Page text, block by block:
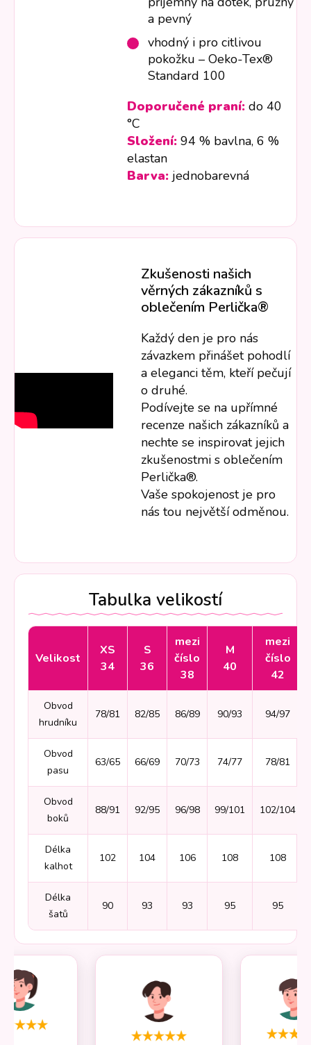
a pevný
vhodný i pro citlivou
pokožku – Oeko-Tex®
Standard 100
Doporučené praní: do 40
°C
Složení: 94 % bavlna, 6 %
elastan
Barva: jednobarevná
Zkušenosti našich
věrných zákazníků s
oblečením Perlička®
Každý den je pro nás
závazkem přinášet pohodlí
a eleganci těm, kteří pečují
o druhé.
Podívejte se na upřímné
recenze našich zákazníků a
nechte se inspirovat jejich
zkušenostmi s oblečením
Perlička®.
Vaše spokojenost je pro
nás tou největší odměnou.
Tabulka velikostí
Velikost
XS
34
S
36
mezi
číslo
38
M
40
mezi
číslo
42
Obvod
hrudníku
78/81 82/85 86/89 90/93 94/97
Obvod
pasu
63/65 66/69 70/73 74/77 78/81
Obvod
boků
88/91 92/95 96/98 99/101 102/104
Délka
kalhot
102 104 106 108 108
Délka
šatů
90 93 93 95 95